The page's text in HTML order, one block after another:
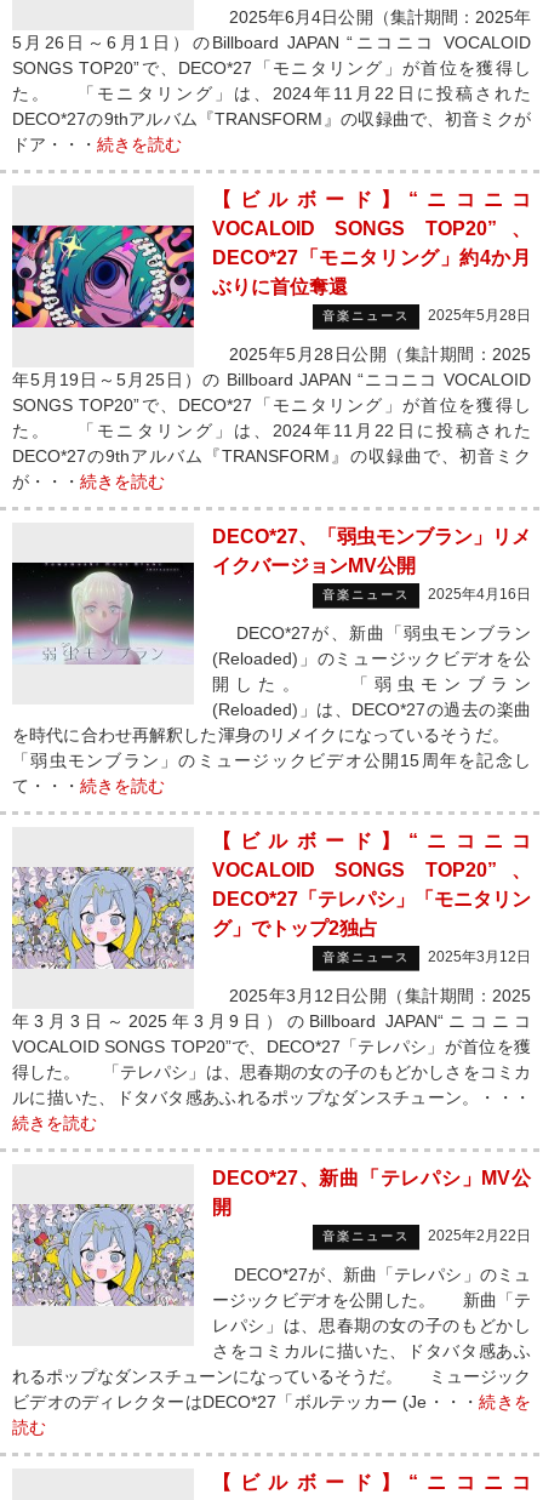
2025年6月4日公開（集計期間：2025年
5月26日～6月1日）のBillboard JAPAN “ニコニコ VOCALOID
SONGS TOP20”で、DECO*27「モニタリング」が首位を獲得し
た。 「モニタリング」は、2024年11月22日に投稿された
DECO*27の9thアルバム『TRANSFORM』の収録曲で、初音ミクが
ドア・・・ 続きを読む
【ビルボード】“ニコニコ
VOCALOID SONGS TOP20”、
DECO*27「モニタリング」約4か月
ぶりに首位奪還
音楽ニュース 2025年5月28日
2025年5月28日公開（集計期間：2025
年5月19日～5月25日）の Billboard JAPAN “ニコニコ VOCALOID
SONGS TOP20”で、DECO*27「モニタリング」が首位を獲得し
た。 「モニタリング」は、2024年11月22日に投稿された
DECO*27の9thアルバム『TRANSFORM』の収録曲で、初音ミク
が・・・ 続きを読む
DECO*27、「弱虫モンブラン」リメ
イクバージョンMV公開
音楽ニュース 2025年4月16日
DECO*27が、新曲「弱虫モンブラン
(Reloaded)」のミュージックビデオを公
開した。 「弱虫モンブラン
(Reloaded)」は、DECO*27の過去の楽曲
を時代に合わせ再解釈した渾身のリメイクになっているそうだ。
「弱虫モンブラン」のミュージックビデオ公開15周年を記念し
て・・・ 続きを読む
【ビルボード】“ニコニコ
VOCALOID SONGS TOP20”、
DECO*27「テレパシ」「モニタリン
グ」でトップ2独占
音楽ニュース 2025年3月12日
2025年3月12日公開（集計期間：2025
年3月3日～2025年3月9日）のBillboard JAPAN“ニコニコ
VOCALOID SONGS TOP20”で、DECO*27「テレパシ」が首位を獲
得した。 「テレパシ」は、思春期の女の子のもどかしさをコミカ
ルに描いた、ドタバタ感あふれるポップなダンスチューン。・・・
続きを読む
DECO*27、新曲「テレパシ」MV公
開
音楽ニュース 2025年2月22日
DECO*27が、新曲「テレパシ」のミュ
ージックビデオを公開した。 新曲「テ
レパシ」は、思春期の女の子のもどかし
さをコミカルに描いた、ドタバタ感あふ
れるポップなダンスチューンになっているそうだ。 ミュージック
ビデオのディレクターはDECO*27「ボルテッカー (Je・・・続きを
読む
【ビルボード】“ニコニコ